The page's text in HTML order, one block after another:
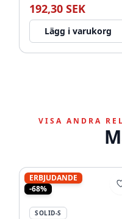
192,30 SEK
Lägg i varukorg
VISA ANDRA
ERBJUDANDE
-68%
SOLID-S